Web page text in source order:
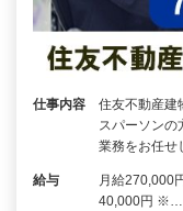
仕事内容
住友不動産建
スパーソンの
業務をお任せ
給与
月給270,000
40,000円 ※…